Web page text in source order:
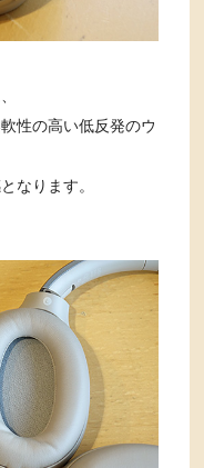
性の高い低反発のウ
なります。